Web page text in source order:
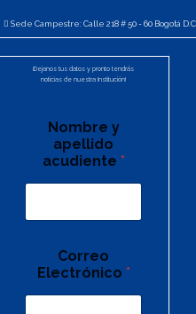
Sede Campestre: Calle 218 # 50 - 60 Bogotá D.C
¡Dejanos tus datos y pronto tendrás
noticias de nuestra Institución!
Nombre y
apellido
acudiente *
Correo
Electrónico *